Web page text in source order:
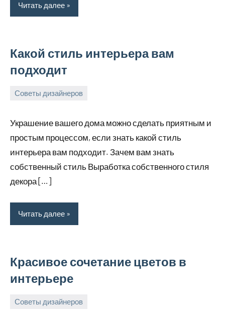
Читать далее
Какой стиль интерьера вам
подходит
Советы дизайнеров
2022
Украшение вашего дома можно сделать приятным и
простым процессом, если знать какой стиль
интерьера вам подходит. Зачем вам знать
собственный стиль Выработка собственного стиля
декора […]
Читать далее
Красивое сочетание цветов в
интерьере
Советы дизайнеров